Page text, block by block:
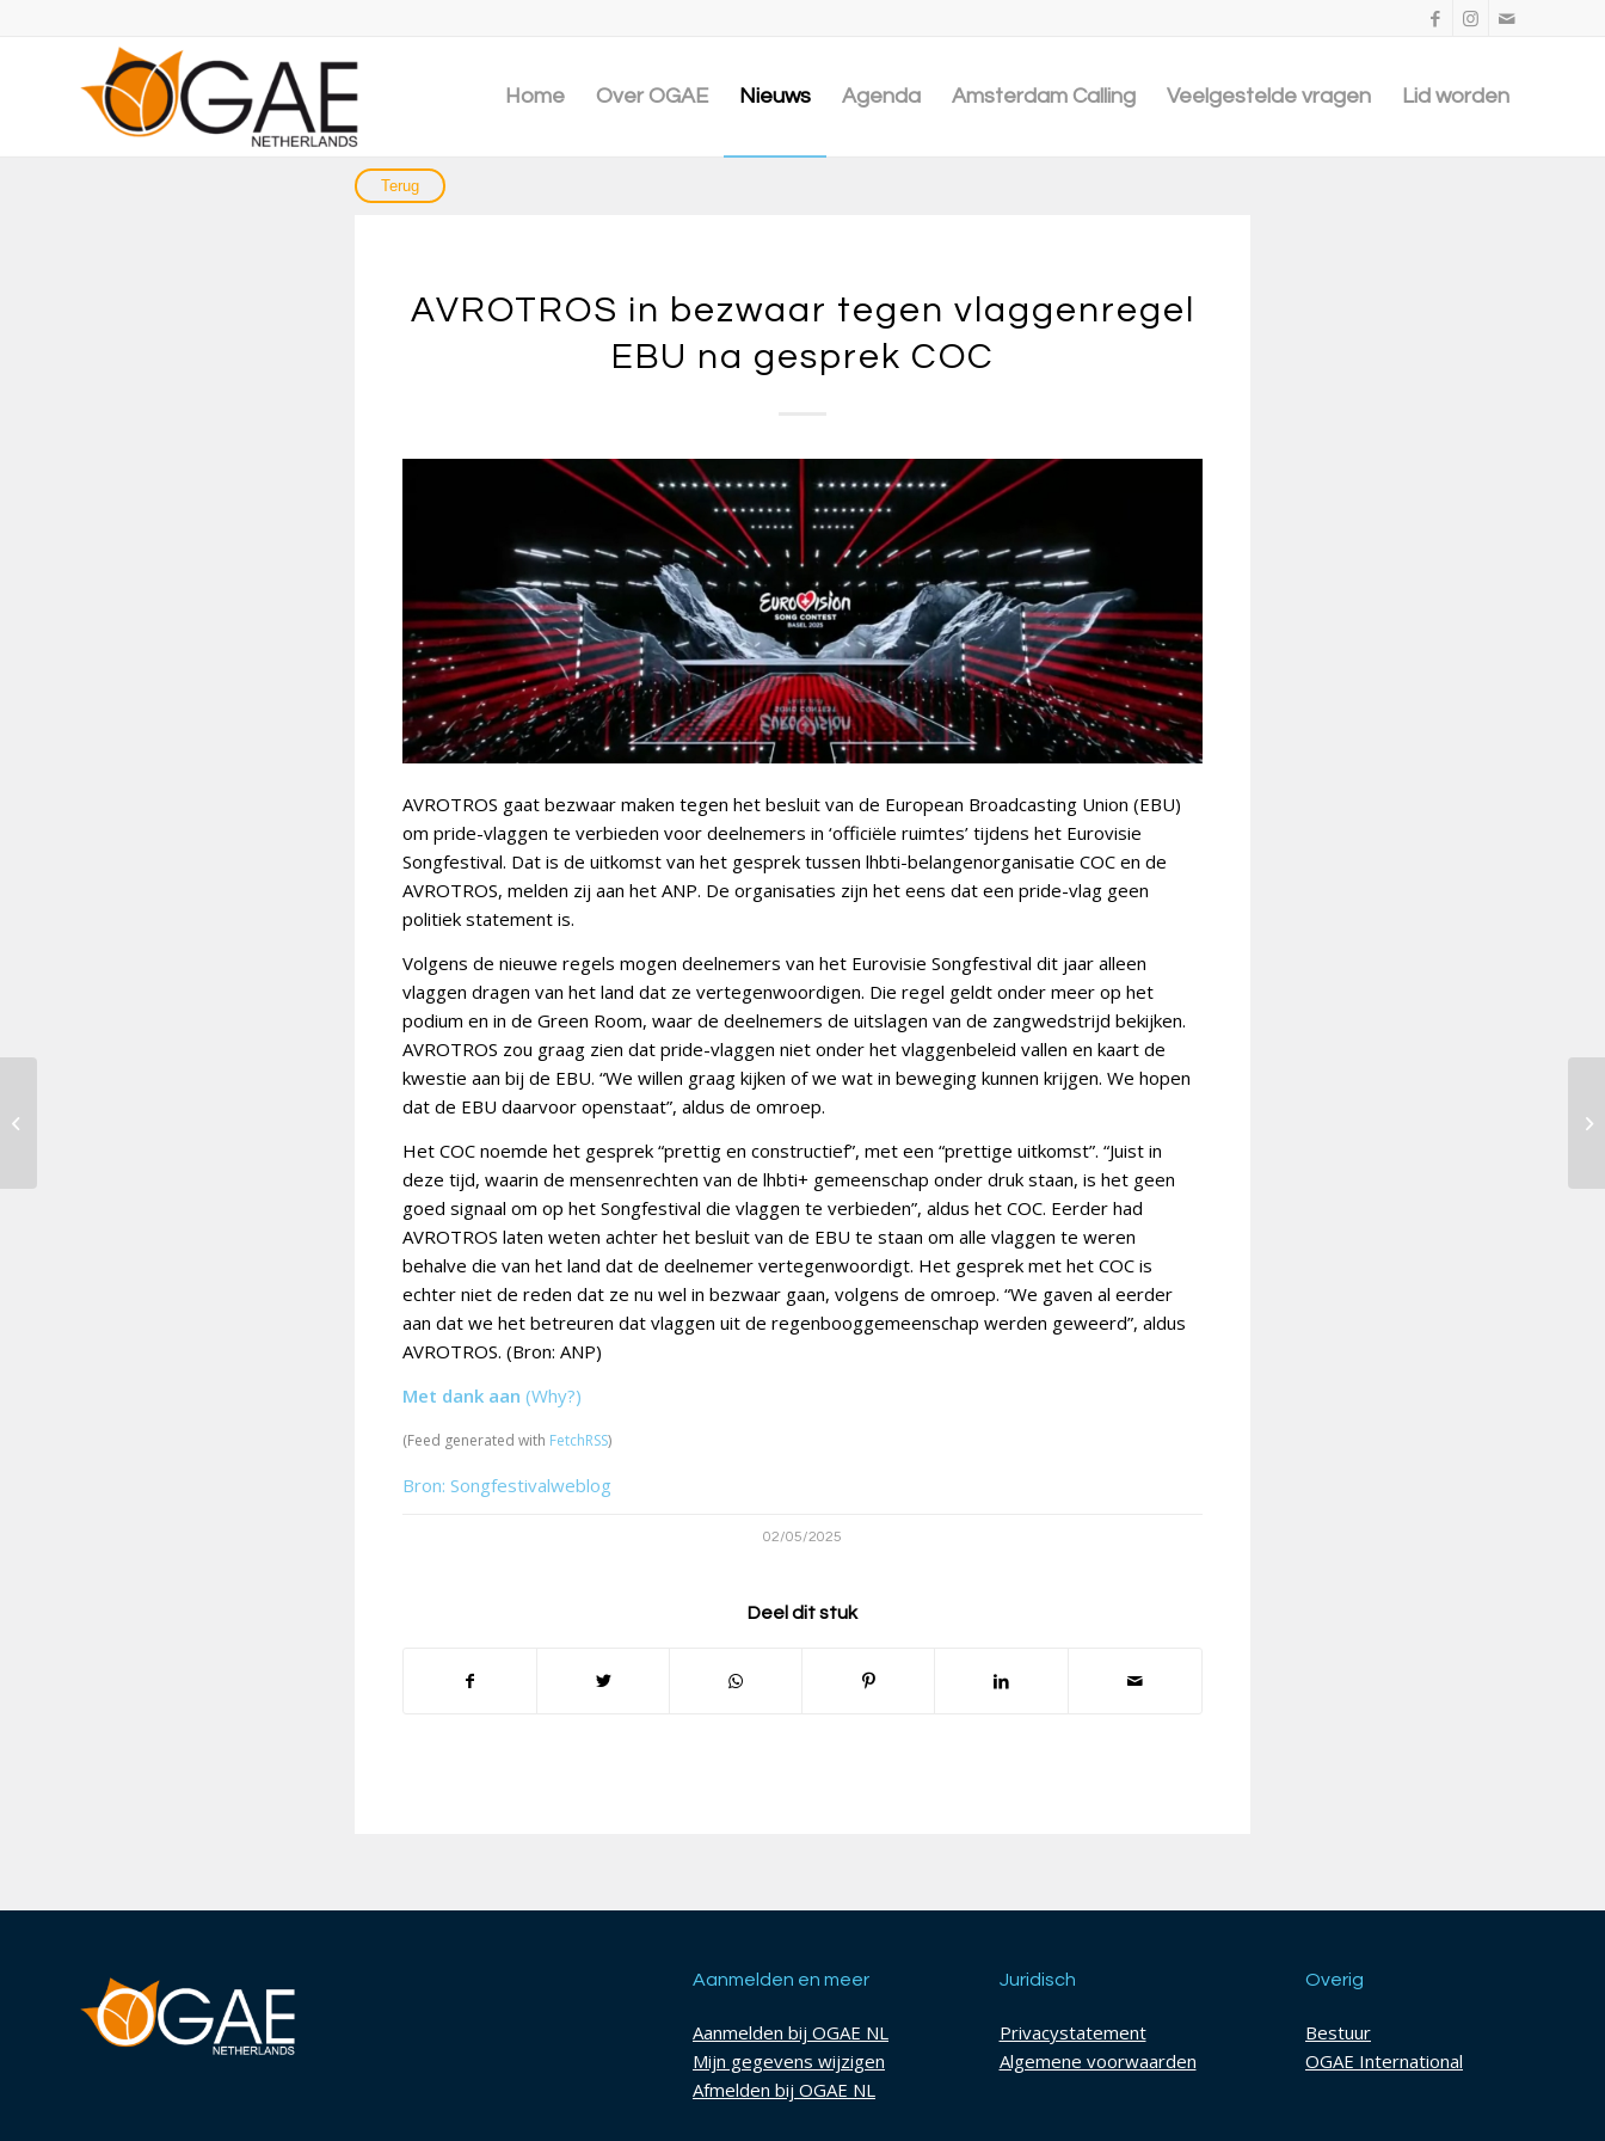
Home Over OGAE Nieuws Agenda Amsterdam Calling Veelgestelde vragen Lid worden
AVROTROS in bezwaar tegen vlaggenregel
EBU na gesprek COC
AVROTROS gaat bezwaar maken tegen het besluit van de European Broadcasting Union (EBU)
om pride-vlaggen te verbieden voor deelnemers in ‘officiële ruimtes’ tijdens het Eurovisie
Songfestival. Dat is de uitkomst van het gesprek tussen lhbti-belangenorganisatie COC en de
AVROTROS, melden zij aan het ANP. De organisaties zijn het eens dat een pride-vlag geen
politiek statement is.
Volgens de nieuwe regels mogen deelnemers van het Eurovisie Songfestival dit jaar alleen
vlaggen dragen van het land dat ze vertegenwoordigen. Die regel geldt onder meer op het
podium en in de Green Room, waar de deelnemers de uitslagen van de zangwedstrijd bekijken.
AVROTROS zou graag zien dat pride-vlaggen niet onder het vlaggenbeleid vallen en kaart de
kwestie aan bij de EBU. “We willen graag kijken of we wat in beweging kunnen krijgen. We hopen
dat de EBU daarvoor openstaat”, aldus de omroep.
Het COC noemde het gesprek “prettig en constructief”, met een “prettige uitkomst”. “Juist in
deze tijd, waarin de mensenrechten van de lhbti+ gemeenschap onder druk staan, is het geen
goed signaal om op het Songfestival die vlaggen te verbieden”, aldus het COC. Eerder had
AVROTROS laten weten achter het besluit van de EBU te staan om alle vlaggen te weren
behalve die van het land dat de deelnemer vertegenwoordigt. Het gesprek met het COC is
echter niet de reden dat ze nu wel in bezwaar gaan, volgens de omroep. “We gaven al eerder
aan dat we het betreuren dat vlaggen uit de regenbooggemeenschap werden geweerd”, aldus
AVROTROS. (Bron: ANP)
Met dank aan (Why?)
(Feed generated with FetchRSS)
Bron: Songfestivalweblog
02/05/2025
Deel dit stuk
Aanmelden en meer
Aanmelden bij OGAE NL
Mijn gegevens wijzigen
Afmelden bij OGAE NL
Juridisch
Privacystatement
Algemene voorwaarden
Overig
Bestuur
OGAE International